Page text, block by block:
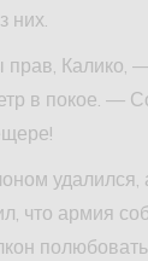
них.
Калико,
в покое. —
удалился,
что армия